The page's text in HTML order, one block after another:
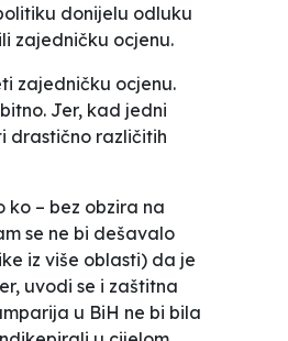
donijelu odluku
zajedničku ocjenu.
zajedničku ocjenu.
Jer, kad jedni
drastično različitih
– bez obzira na
se ne bi dešavalo
iz više oblasti) da je
uvodi se i zaštitna
u BiH ne bi bila